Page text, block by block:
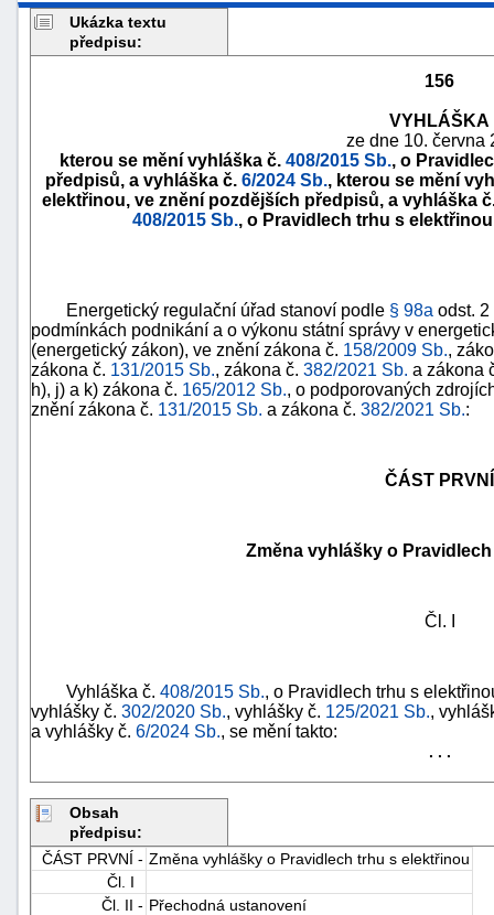
Ukázka textu
předpisu:
156
VYHLÁŠKA
ze dne 10. června
kterou se mění vyhláška č. 408/2015 Sb., o
předpisů, a vyhláška č. 6/2024 Sb., kterou se mění
elektřinou, ve znění pozdějších předpisů, a vyhláška
408/2015 Sb., o Pravidlech trhu s
Energetický regulační úřad stanoví podle § 98a odst.
podmínkách podnikání a o výkonu státní správy v
(energetický zákon), ve znění zákona č. 158/2009 Sb.,
zákona č. 131/2015 Sb., zákona č. 382/2021 Sb. a zákona
h), j) a k) zákona č. 165/2012 Sb., o podporovaných
znění zákona č. 131/2015 Sb. a zákona č. 382/2021 Sb.:
ČÁST PRVNÍ
Změna vyhlášky o
Čl. I
Vyhláška č. 408/2015 Sb., o Pravidlech trhu s
vyhlášky č. 302/2020 Sb., vyhlášky č. 125/2021 Sb.,
a vyhlášky č. 6/2024 Sb., se mění takto:
. . .
Obsah
předpisu:
ČÁST PRVNÍ - Změna vyhlášky o Pravidlech trhu s elektřinou
Čl. I
Čl. II - Přechodná ustanovení
náhrady
škody
+náhrady